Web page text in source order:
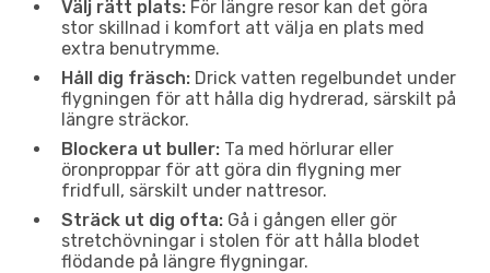
Välj rätt plats: För längre resor kan det göra
stor skillnad i komfort att välja en plats med
extra benutrymme.
Håll dig fräsch: Drick vatten regelbundet under
flygningen för att hålla dig hydrerad, särskilt på
längre sträckor.
Blockera ut buller: Ta med hörlurar eller
öronproppar för att göra din flygning mer
fridfull, särskilt under nattresor.
Sträck ut dig ofta: Gå i gången eller gör
stretchövningar i stolen för att hålla blodet
flödande på längre flygningar.